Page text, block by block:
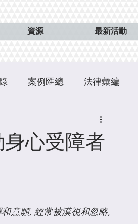
資源 最新活動
案例匯總 法律彙編
心受障者
意願, 經常被漠視和忽略,